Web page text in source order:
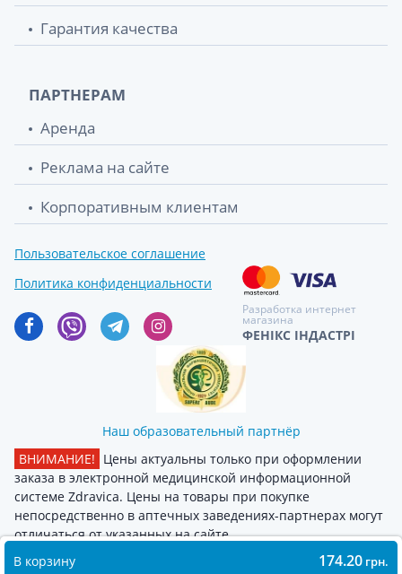
В корзину 174.20 грн.
Гарантия качества
ПАРТНЕРАМ
Аренда
Реклама на сайте
Корпоративным клиентам
Пользовательское соглашение
Политика конфиденциальности
Разработка интернет
магазина
ФЕНІКС ІНДАСТРІ
Наш образовательный партнёр
ВНИМАНИЕ! Цены актуальны только при оформлении
заказа в электронной медицинской информационной
системе Zdravica. Цены на товары при покупке
непосредственно в аптечных заведениях-партнерах могут
отличаться от указанных на сайте